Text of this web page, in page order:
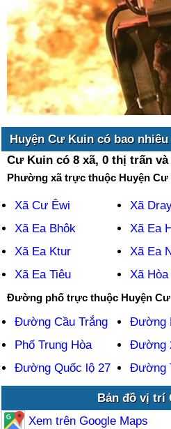
Huyện Cư Kuin có bao
Cư Kuin có 8 xã, 0 thị trấn
Phường xã trực thuộc Huyện Cư
Xã Cư Êwi
Xã
Xã Ea Bhôk
Xã Ea
Xã Ea Ktur
Xã Ea
Xã Ea Tiêu
Xã
Đường phố trực thuộc Huyện
Đường Cầu Trắng
Đường
Phố Trung Hòa
Đường
Đường Quốc lộ 27
Đường
Bản đồ vị trí
Xem trên Google Maps